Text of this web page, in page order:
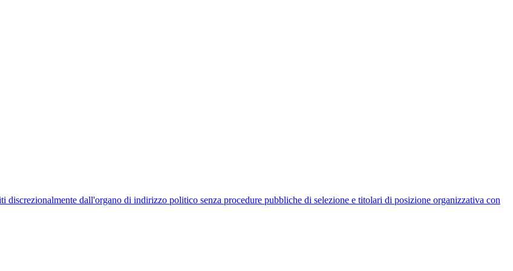
dall'organo di indirizzo politico senza procedure pubbliche di selezione e titolari di posizione organizzativa con